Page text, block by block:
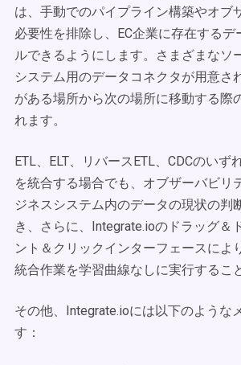
は、手動でのパイプライン構築やオブ
必要性を排除し、EC企業に存在するデ
ルできるようにします。さまざまなソ
システム用のデータコネクタが用意さ
がある場所から次の場所に移動する際
れます。
ETL、ELT、リバースETL、CDCのいず
を統合する場合でも、オブザーバビリ
ジネスシステム内のデータの現状の判
き、さらに、Integrate.ioのドラッグ＆
ント＆クリックインターフェースによ
統合作業を学習曲線なしに実行するこ
その他、Integrate.ioには以下のような
す：